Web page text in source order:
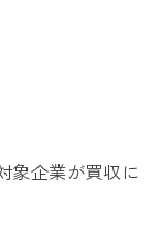
象企業が買収に